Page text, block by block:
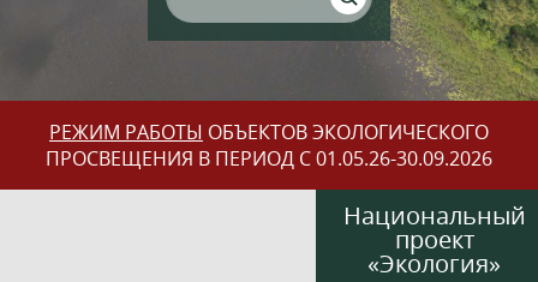
РЕЖИМ РАБОТЫ ОБЪЕКТОВ ЭКОЛОГИЧЕСКОГО
ПРОСВЕЩЕНИЯ В ПЕРИОД С 01.05.26-30.09.2026
Национальный
проект
«Экология»